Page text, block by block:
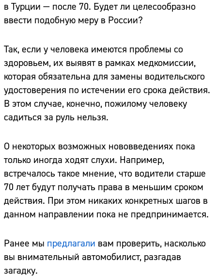
в Турции — после 70. Будет ли целесообразно
ввести подобную меру в России?
Так, если у человека имеются проблемы со
здоровьем, их выявят в рамках медкомиссии,
которая обязательна для замены водительского
удостоверения по истечении его срока действия.
В этом случае, конечно, пожилому человеку
садиться за руль нельзя.
О некоторых возможных нововведениях пока
только иногда ходят слухи. Например,
встречалось такое мнение, что водители старше
70 лет будут получать права в меньшим сроком
действия. При этом никаких конкретных шагов в
данном направлении пока не предпринимается.
Ранее мы предлагали вам проверить, насколько
вы внимательный автомобилист, разгадав
загадку.